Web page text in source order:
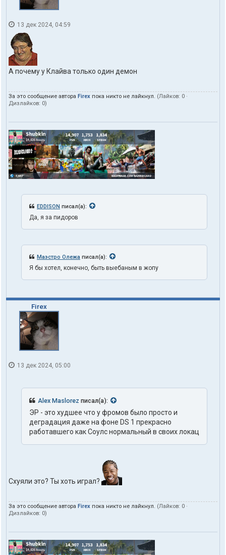
13 дек 2024, 04:59
А почему у Клайва только один демон
За это сообщение автора Firex пока никто не лайкнул. (Лайков: 0 ·
Дизлайков: 0)
EDDISON писал(а):
Да, я за пидоров
Маэстро Олежа писал(а):
Я бы хотел, конечно, быть выебаным в жопу
Firex
13 дек 2024, 05:00
Alex Maslorez писал(а):
ЭР - это худшее что у фромов было просто и
деградация даже на фоне DS 1 прекрасно
работавшего как Соулс нормальный в своих локац
Схуяли это? Ты хоть играл?
За это сообщение автора Firex пока никто не лайкнул. (Лайков: 0 ·
Дизлайков: 0)